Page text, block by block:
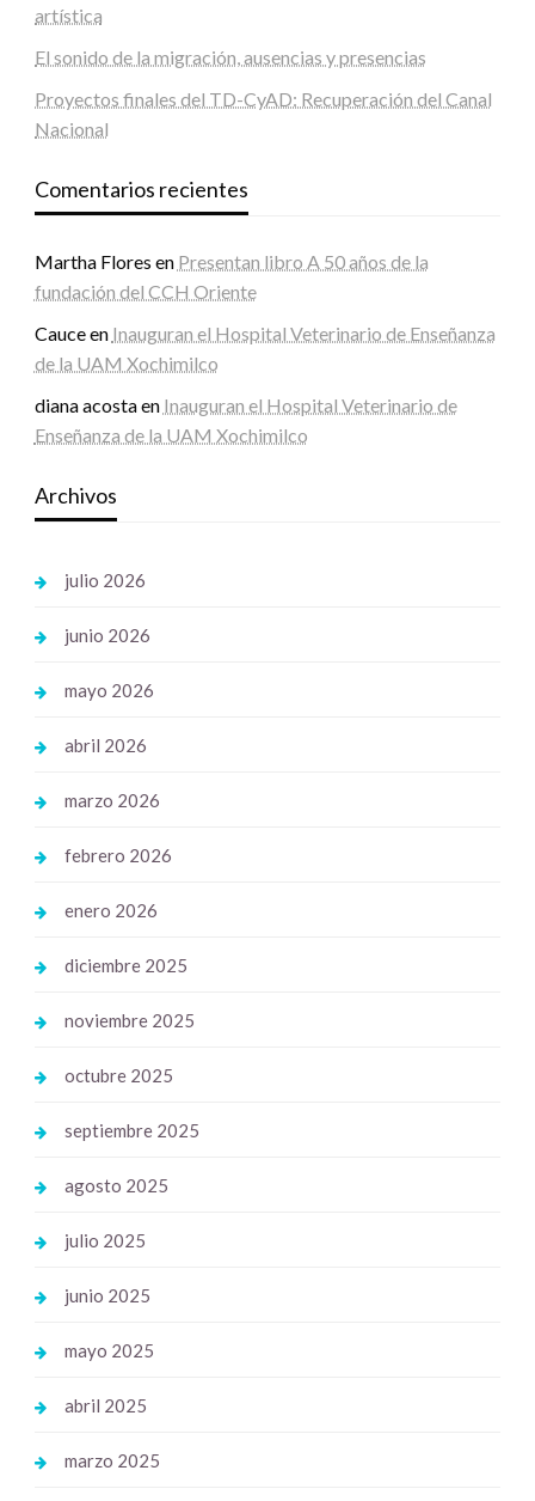
artística
El sonido de la migración, ausencias y presencias
Proyectos finales del TD-CyAD: Recuperación del Canal
Nacional
Comentarios recientes
Martha Flores en Presentan libro A 50 años de la
fundación del CCH Oriente
Cauceen Inauguran el Hospital Veterinario de Enseñanza
de la UAM Xochimilco
diana acostaen Inauguran el Hospital Veterinario de
Enseñanza de la UAM Xochimilco
Archivos
julio 2026
junio 2026
mayo 2026
abril 2026
marzo 2026
febrero 2026
enero 2026
diciembre 2025
noviembre 2025
octubre 2025
septiembre 2025
agosto 2025
julio 2025
junio 2025
mayo 2025
abril 2025
marzo 2025